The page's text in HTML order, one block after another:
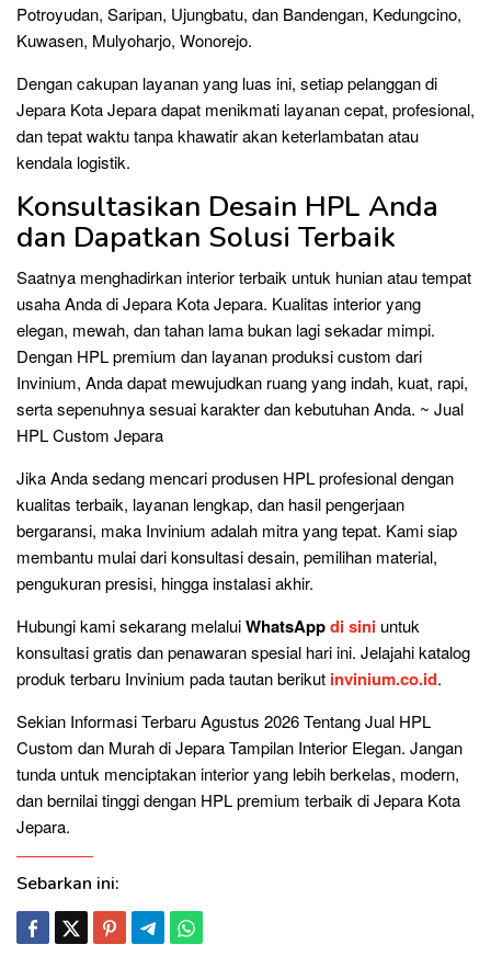
Potroyudan, Saripan, Ujungbatu, dan Bandengan, Kedungcino,
Kuwasen, Mulyoharjo, Wonorejo.
Dengan cakupan layanan yang luas ini, setiap pelanggan di
Jepara Kota Jepara dapat menikmati layanan cepat, profesional,
dan tepat waktu tanpa khawatir akan keterlambatan atau
kendala logistik.
Konsultasikan Desain HPL Anda
dan Dapatkan Solusi Terbaik
Saatnya menghadirkan interior terbaik untuk hunian atau tempat
usaha Anda di Jepara Kota Jepara. Kualitas interior yang
elegan, mewah, dan tahan lama bukan lagi sekadar mimpi.
Dengan HPL premium dan layanan produksi custom dari
Invinium, Anda dapat mewujudkan ruang yang indah, kuat, rapi,
serta sepenuhnya sesuai karakter dan kebutuhan Anda. ~ Jual
HPL Custom Jepara
Jika Anda sedang mencari produsen HPL profesional dengan
kualitas terbaik, layanan lengkap, dan hasil pengerjaan
bergaransi, maka Invinium adalah mitra yang tepat. Kami siap
membantu mulai dari konsultasi desain, pemilihan material,
pengukuran presisi, hingga instalasi akhir.
Hubungi kami sekarang melaluiWhatsAppdi sini untuk
konsultasi gratis dan penawaran spesial hari ini. Jelajahi katalog
produk terbaru Invinium pada tautan berikut invinium.co.id.
Sekian Informasi Terbaru Agustus 2026 Tentang Jual HPL
Custom dan Murah di Jepara Tampilan Interior Elegan. Jangan
tunda untuk menciptakan interior yang lebih berkelas, modern,
dan bernilai tinggi dengan HPL premium terbaik di Jepara Kota
Jepara.
Sebarkan ini: